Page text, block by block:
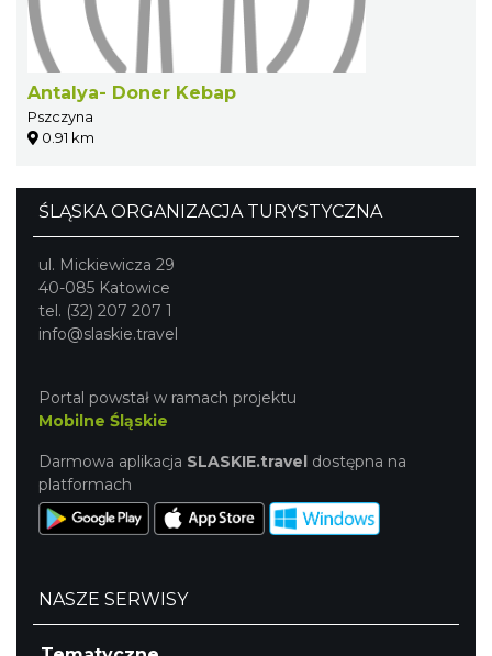
Antalya- Doner Kebap
Pszczyna
0.91 km
ŚLĄSKA ORGANIZACJA TURYSTYCZNA
ul. Mickiewicza 29
40-085 Katowice
tel. (32) 207 207 1
info@slaskie.travel
Portal powstał w ramach projektu
Mobilne Śląskie
Darmowa aplikacja SLASKIE.travel dostępna na
platformach
NASZE SERWISY